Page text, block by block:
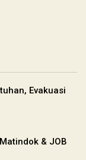
Evakuasi
& JOB